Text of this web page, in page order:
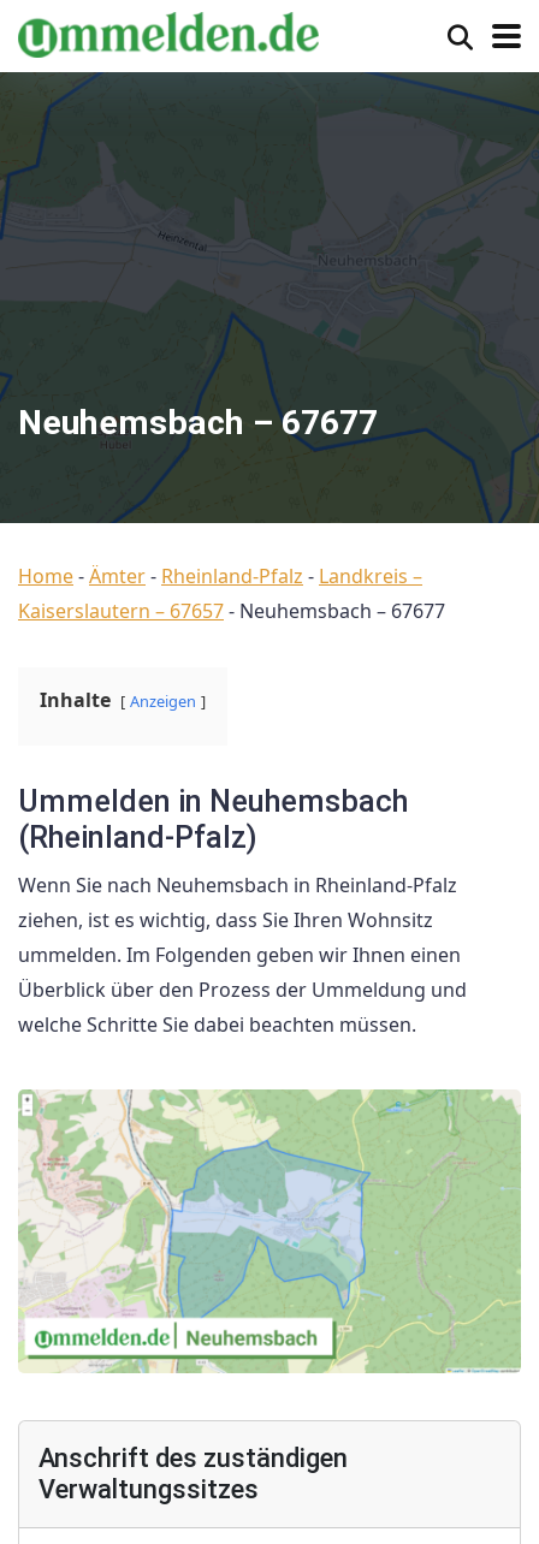
Neuhemsbach – 67677
Home-Ämter- Rheinland-Pfalz - Landkreis –
Kaiserslautern – 67657- Neuhemsbach – 67677
Inhalte Anzeigen
Ummelden in Neuhemsbach
(Rheinland-Pfalz)
Wenn Sie nach Neuhemsbach in Rheinland-Pfalz
ziehen, ist es wichtig, dass Sie Ihren Wohnsitz
ummelden. Im Folgenden geben wir Ihnen einen
Überblick über den Prozess der Ummeldung und
welche Schritte Sie dabei beachten müssen.
Anschrift des zuständigen
Verwaltungssitzes